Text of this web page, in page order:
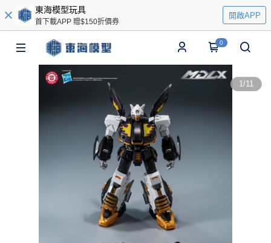
東海模型玩具
首下載APP 贈$150折價券
開啟APP
0
1/11